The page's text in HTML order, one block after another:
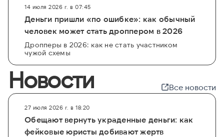
14 июля 2026 г. в 07:45
Деньги пришли «по ошибке»: как обычный
человек может стать дроппером в 2026
Дропперы в 2026: как не стать участником
чужой схемы
Новости Все новости
27 июля 2026 г. в 18:20
Обещают вернуть украденные деньги: как
фейковые юристы добивают жертв